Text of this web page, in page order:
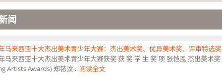
闻
马来西亚十大杰出美术青少年大赛：杰出美术奖、优异美术奖、评审特选奖
马来西亚十大杰出美术青少年大赛获奖 获 奖 学 生 奖 项 张恺恩 杰出美术奖
Artists Awards) 郑铱汶... 阅读全文